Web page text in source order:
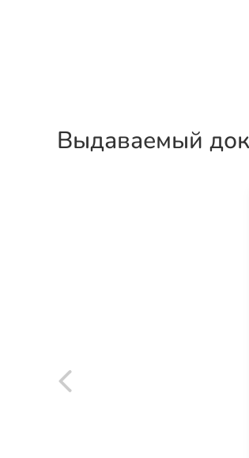
Выдаваемый